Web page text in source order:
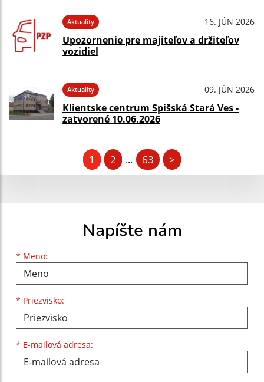
Aktuality 16. JÚN 2026
Upozornenie pre majiteľov a držiteľov
vozidiel
Aktuality 09. JÚN 2026
Klientske centrum Spišská Stará Ves -
zatvorené 10.06.2026
1 2 ... 63 >
Napíšte nám
* Meno:
Meno
* Priezvisko:
Priezvisko
* E-mailová adresa:
E-mailová adresa